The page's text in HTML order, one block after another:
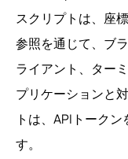
スクリプトは、座
参照を通じて、ブ
ライアント、ター
プリケーションと
トは、APIトーク
す。